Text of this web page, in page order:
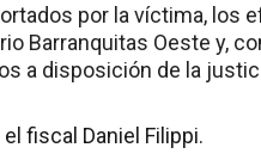
por la víctima,
Barranquitas Oeste y,
a disposición de la
fiscal Daniel Filippi.